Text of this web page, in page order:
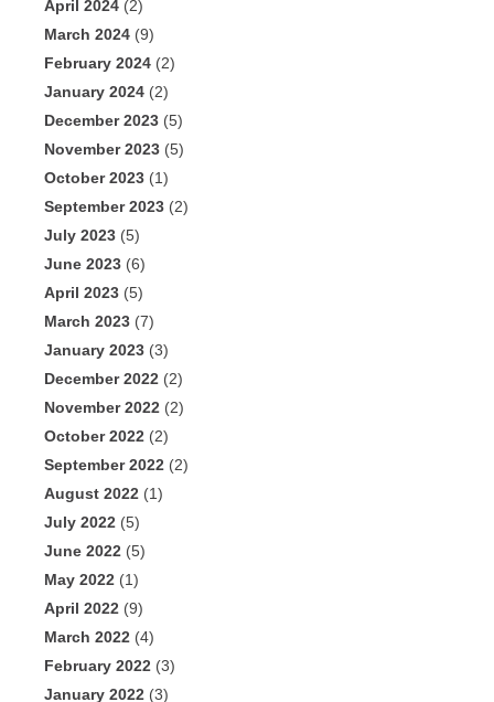
April 2024 (2)
March 2024 (9)
February 2024 (2)
January 2024 (2)
December 2023 (5)
November 2023 (5)
October 2023 (1)
September 2023 (2)
July 2023 (5)
June 2023 (6)
April 2023 (5)
March 2023 (7)
January 2023 (3)
December 2022 (2)
November 2022 (2)
October 2022 (2)
September 2022 (2)
August 2022 (1)
July 2022 (5)
June 2022 (5)
May 2022 (1)
April 2022 (9)
March 2022 (4)
February 2022 (3)
January 2022 (3)